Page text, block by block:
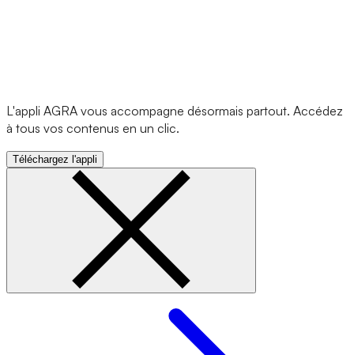
L'appli AGRA vous accompagne désormais partout. Accédez
à tous vos contenus en un clic.
Téléchargez l'appli